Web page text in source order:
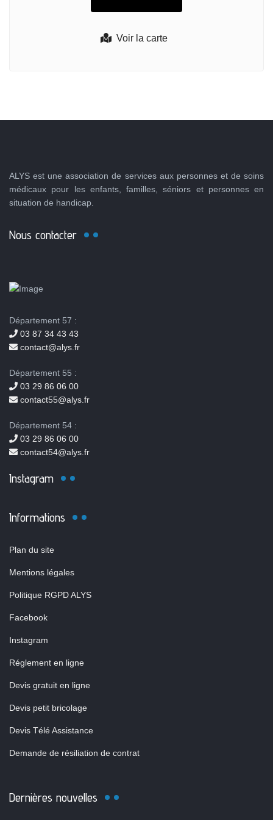
Voir la carte
ALYS est une association de services aux personnes et de soins
médicaux pour les enfants, familles, séniors et personnes en
situation de handicap.
Nous contacter
Département 57 :
03 87 34 43 43
contact@alys.fr
Département 55 :
03 29 86 06 00
contact55@alys.fr
Département 54 :
03 29 86 06 00
contact54@alys.fr
Instagram
Informations
Plan du site
Mentions légales
Politique RGPD ALYS
Facebook
Instagram
Réglement en ligne
Devis gratuit en ligne
Devis petit bricolage
Devis Télé Assistance
Demande de résiliation de contrat
Dernières nouvelles